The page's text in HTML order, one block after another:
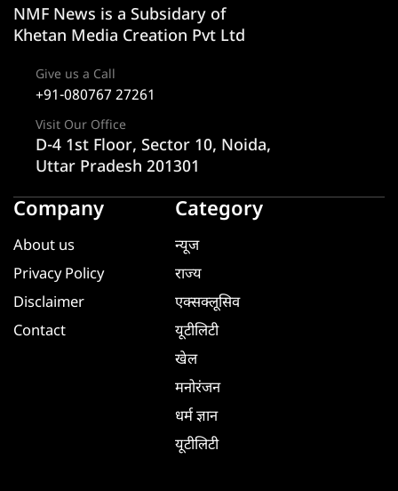
NMF News is a Subsidary of
Khetan Media Creation Pvt Ltd
Give us a Call
+91-080767 27261
Visit Our Office
D-4 1st Floor, Sector 10, Noida,
Uttar Pradesh 201301
Company
About us
Privacy Policy
Disclaimer
Contact
Category
न्यूज
राज्य
एक्सक्लूसिव
यूटीलिटी
खेल
मनोरंजन
धर्म ज्ञान
यूटीलिटी